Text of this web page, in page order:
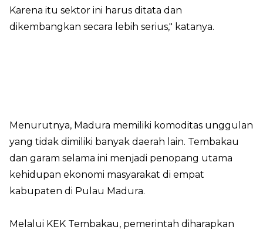
Karena itu sektor ini harus ditata dan
dikembangkan secara lebih serius," katanya.
Menurutnya, Madura memiliki komoditas unggulan
yang tidak dimiliki banyak daerah lain. Tembakau
dan garam selama ini menjadi penopang utama
kehidupan ekonomi masyarakat di empat
kabupaten di Pulau Madura.
Melalui KEK Tembakau, pemerintah diharapkan